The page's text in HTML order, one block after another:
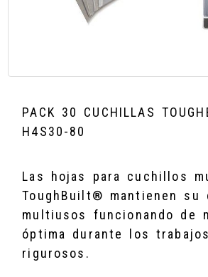
PACK 30 CUCHILLAS
H4S30-80
Las hojas para cuchillos
ToughBuilt® mantienen su
multiusos funcionando de
óptima durante los
rigurosos.